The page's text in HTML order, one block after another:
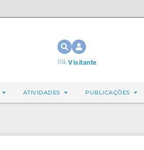
Olá,Visitante
ATIVIDADES PUBLICAÇÕES